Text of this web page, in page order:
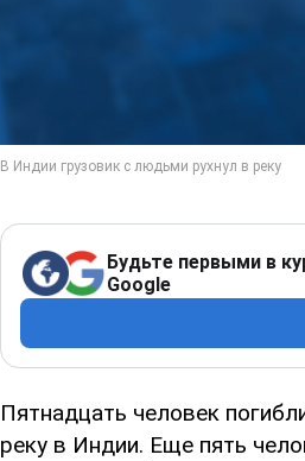
Будьте первыми в
Google
Пятнадцать человек
реку в Индии. Еще пять